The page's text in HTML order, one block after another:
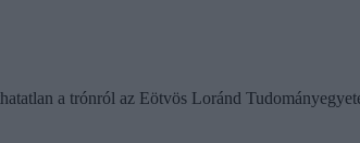
a trónról az Eötvös Loránd